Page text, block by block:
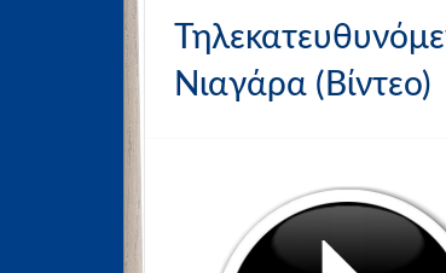
Νιαγάρα (Βίντεο)